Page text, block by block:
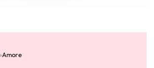
›Amore